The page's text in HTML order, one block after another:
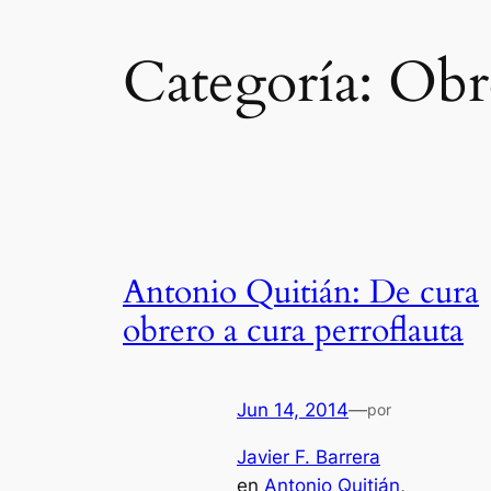
Categoría:
Antonio Quitián: De cura
obrero a cura perroflauta
Jun 14, 2014—por
Javier F. Barrera
en Antonio Quitián